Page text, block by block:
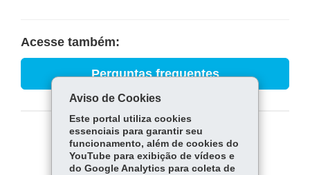
Acesse também:
Perguntas frequentes
COMPARTILHE:
Fa
W
Aviso de Cookies
Este portal utiliza cookies
essenciais para garantir seu
funcionamento, além de cookies do
YouTube para exibição de vídeos e
do Google Analytics para coleta de